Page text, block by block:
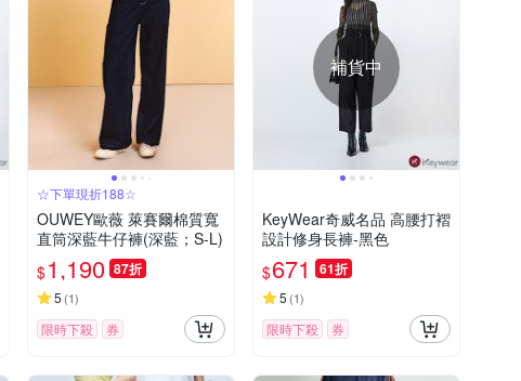
☆下單現折188☆
OUWEY歐薇 萊賽爾棉質寬
直筒深藍牛仔褲(深藍；S-L)
$1,190 87折
5 (1)
限時下殺 券
補貨中
KeyWear奇威名品 高腰打褶
設計修身長褲-黑色
$671 61折
5 (1)
限時下殺 券